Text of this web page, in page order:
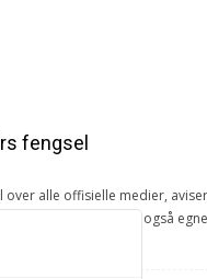
fengsel
alle offisielle medier,
timers tilgang. Vi har også